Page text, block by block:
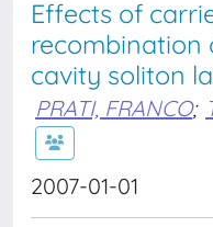
Effects of
recombination
cavity soliton
PRATI, FRANCO;
2007-01-01